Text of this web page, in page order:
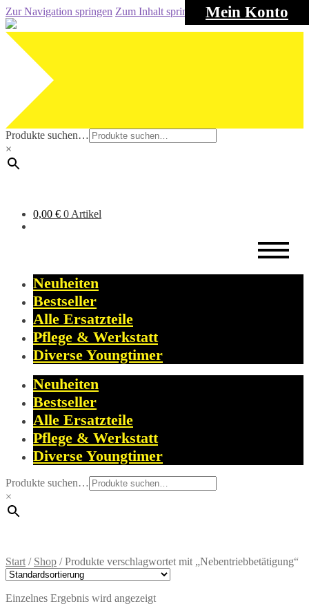
Mein Konto
Zur Navigation springen Zum Inhalt springen
Produkte suchen…
×
0,00 € 0 Artikel
Neuheiten
Bestseller
Alle Ersatzteile
Pflege & Werkstatt
Diverse Youngtimer
Neuheiten
Bestseller
Alle Ersatzteile
Pflege & Werkstatt
Diverse Youngtimer
Produkte suchen…
×
Start / Shop /Produkte verschlagwortet mit „Nebentriebbetätigung“
Einzelnes Ergebnis wird angezeigt